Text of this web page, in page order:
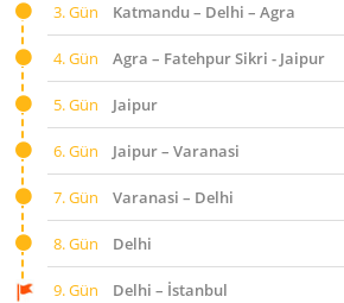
3. Gün Katmandu – Delhi – Agra
4. Gün Agra – Fatehpur Sikri - Jaipur
5. Gün Jaipur
6. Gün Jaipur – Varanasi
7. Gün Varanasi – Delhi
8. Gün Delhi
9. Gün Delhi – İstanbul